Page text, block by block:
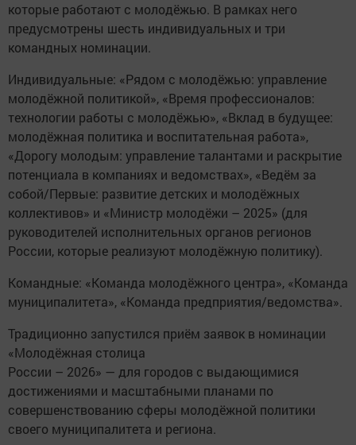
которые работают с молодёжью. В рамках него
предусмотрены шесть индивидуальных и три
командных номинации.
Индивидуальные: «Рядом с молодёжью: управление
молодёжной политикой», «Время профессионалов:
технологии работы с молодёжью», «Вклад в будущее:
молодёжная политика и воспитательная работа»,
«Дорогу молодым: управление талантами и раскрытие
потенциала в компаниях и ведомствах», «Ведём за
собой/Первые: развитие детских и молодёжных
коллективов» и «Министр молодёжи – 2025» (для
руководителей исполнительных органов регионов
России, которые реализуют молодёжную политику).
Командные: «Команда молодёжного центра», «Команда
муниципалитета», «Команда предприятия/ведомства».
Традиционно запустился приём заявок в номинации
«Молодёжная столица
России – 2026» — для городов с выдающимися
достижениями и масштабными планами по
совершенствованию сферы молодёжной политики
своего муниципалитета и региона.